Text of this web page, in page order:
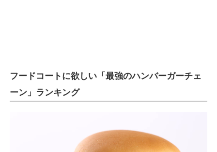
フードコートに欲しい「最強のハンバーガーチェ
ーン」ランキング